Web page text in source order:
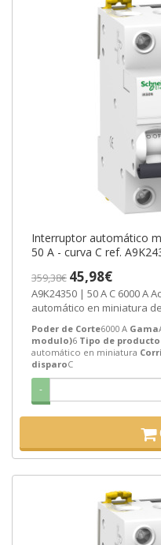
Interruptor automático
50 A - curva C ref.
359,38€ 45,98€
A9K24350 | 50 A C 6000 A Acti 9 iK60 Acti 9 6 Interruptor
automático en miniatura
Poder de Corte6000 A Gama
modulo)6 Tipo de
automático en miniatura
disparoC
-